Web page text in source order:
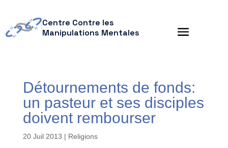
Centre Contre les
Manipulations Mentales
Détournements de fonds:
un pasteur et ses disciples
doivent rembourser
20 Juil 2013 | Religions